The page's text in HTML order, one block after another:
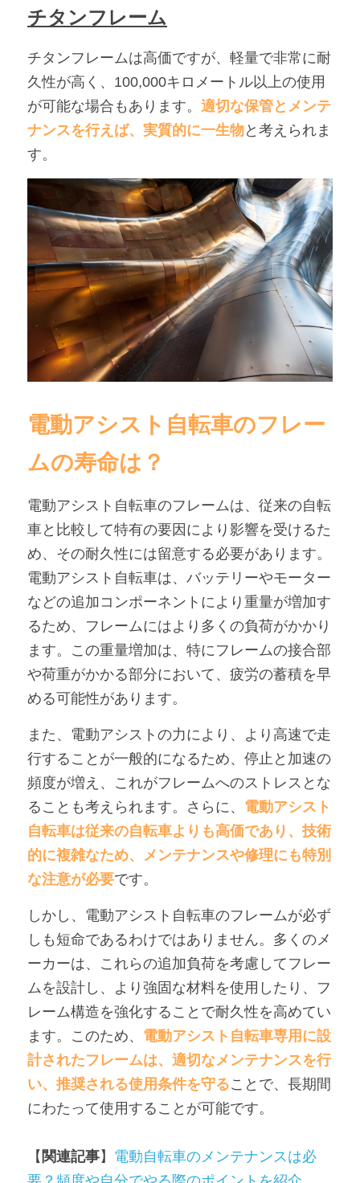
チタンフレーム
チタンフレームは高価ですが、軽量で非常に耐
久性が高く、100,000キロメートル以上の使用
が可能な場合もあります。 適切な保管とメンテ
ナンスを行えば、実質的に一生物と考えられま
す。
電動アシスト自転車のフレー
ムの寿命は？
電動アシスト自転車のフレームは、従来の自転
車と比較して特有の要因により影響を受けるた
め、その耐久性には留意する必要があります。
電動アシスト自転車は、バッテリーやモーター
などの追加コンポーネントにより重量が増加す
るため、フレームにはより多くの負荷がかかり
ます。この重量増加は、特にフレームの接合部
や荷重がかかる部分において、疲労の蓄積を早
める可能性があります。
また、電動アシストの力により、より高速で走
行することが一般的になるため、停止と加速の
頻度が増え、これがフレームへのストレスとな
ることも考えられます。さらに、 電動アシスト
自転車は従来の自転車よりも高価であり、技術
的に複雑なため、メンテナンスや修理にも特別
な注意が必要です。
しかし、電動アシスト自転車のフレームが必ず
しも短命であるわけではありません。多くのメ
ーカーは、これらの追加負荷を考慮してフレー
ムを設計し、より強固な材料を使用したり、フ
レーム構造を強化することで耐久性を高めてい
ます。このため、 電動アシスト自転車専用に設
計されたフレームは、適切なメンテナンスを行
い、推奨される使用条件を守ることで、長期間
にわたって使用することが可能です。
【 関連記事】 電動自転車のメンテナンスは必